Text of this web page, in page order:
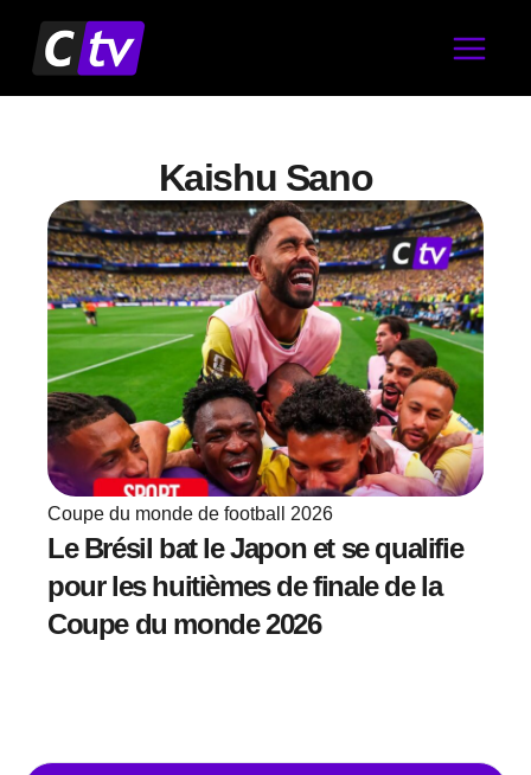
contenu
Kaishu Sano
Coupe du monde de football 2026
Le Brésil bat le Japon et se qualifie
pour les huitièmes de finale de la
Coupe du monde 2026